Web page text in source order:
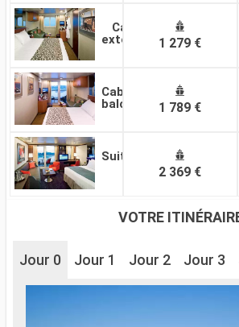
Cabine
extérieure
Cabine
balcon
Suite
1 279 €
1 789 €
2 369 €
VOTRE
Jour 0 Jour 1 Jour 2 Jour 3